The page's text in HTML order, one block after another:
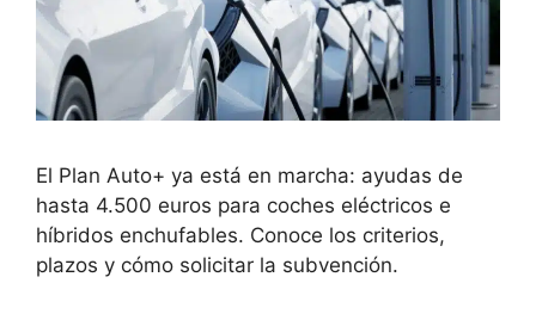
El Plan Auto+ ya está en marcha: ayudas de
hasta 4.500 euros para coches eléctricos e
híbridos enchufables. Conoce los criterios,
plazos y cómo solicitar la subvención.